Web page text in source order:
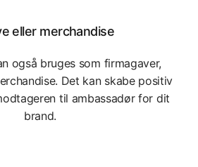
eller merchandise
også bruges som firmagaver,
Det kan skabe positiv
til ambassadør for dit
brand.